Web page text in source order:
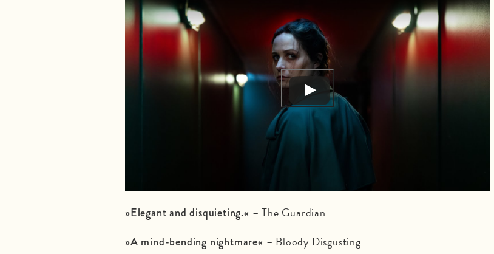
»Elegant and disquieting.« – The Guardian
»A mind-bending nightmare« – Bloody Disgusting